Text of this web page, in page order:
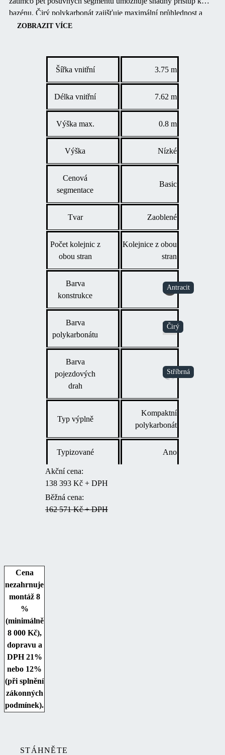
segmenty a
polykarbonátu
bazénu. Čirý polykarbonát zajišťuje maximální průhlednost a
ochranu před nečistotami, což prodlužuje koupací sezónu.
ZOBRAZIT VÍCE
Šířka vnitřní 3.75 m
Délka vnitřní 7.62 m
Výška max. 0.8 m
Výška Nízké
Cenová
segmentace
Basic
Tvar Zaoblené
Počet kolejnic z
obou stran
Kolejnice z obou
stran
Barva
konstrukce
Barva
polykarbonátu
Barva
pojezdových
drah
Typ výplně
Kompaktní
polykarbonát
Typizované Ano
Akční cena:
138 393 Kč + DPH
Běžná cena:
162 571 Kč + DPH
Cena
nezahrnuje
montáž 8
%
(minimálně
8 000 Kč),
dopravu a
DPH 21%
nebo 12%
(při splnění
zákonných
podmínek).
STÁHNĚTE